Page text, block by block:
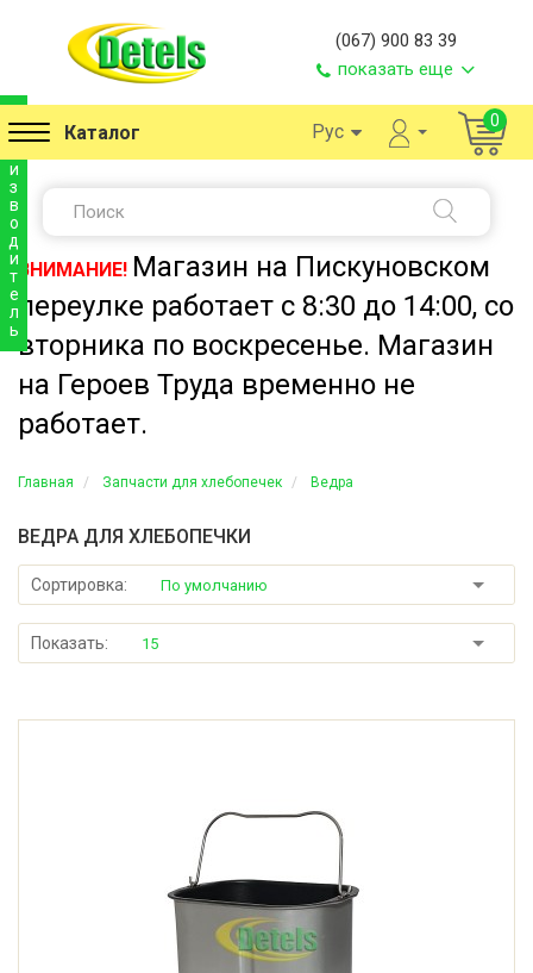
(067) 900 83 39
показать еще
Каталог Рус 0
ВНИМАНИЕ! Магазин на Пискуновском
переулке работает с 8:30 до 14:00, со
вторника по воскресенье. Магазин
на Героев Труда временно не
работает.
Главная Запчасти для хлебопечек Ведра
ВЕДРА ДЛЯ ХЛЕБОПЕЧКИ
Сортировка: По умолчанию
Показать: 15
р
и
з
в
о
д
и
т
е
л
ь